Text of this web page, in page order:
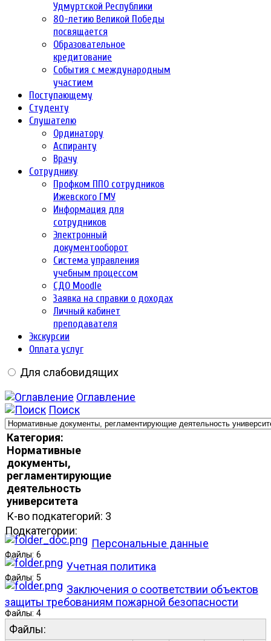
Удмуртской Республики
80-летию Великой Победы
посвящается
Образовательное
кредитование
События с международным
участием
Поступающему
Студенту
Слушателю
Ординатору
Аспиранту
Врачу
Сотруднику
Профком ППО сотрудников
Ижевского ГМУ
Информация для
сотрудников
Электронный
документооборот
Система управления
учебным процессом
СДО Moodle
Заявка на справки о доходах
Личный кабинет
преподавателя
Экскурсии
Оплата услуг
Для слабовидящих
Оглавление
Поиск
Категория:
Нормативные
документы,
регламентирующие
деятельность
университета
К-во подкатегорий: 3
Подкатегории:
Персональные данные
Файлы: 6
Учетная политика
Файлы: 5
Заключения о соответствии объектов
защиты требованиям пожарной безопасности
Файлы: 4
Файлы: